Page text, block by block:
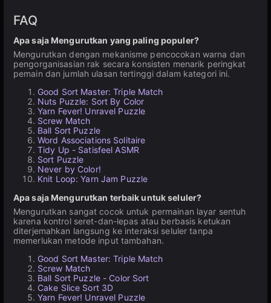
FAQ
Apa saja Mengurutkan yang paling populer?
Mengurutkan dengan mekanisme pencocokan warna dan
pengorganisasian rak secara konsisten menarik peringkat
pemain dan jumlah ulasan tertinggi dalam kategori ini.
Good Sort Master: Triple Match
Nuts Puzzle: Sort By Color
Yarn Fever! Unravel Puzzle
Screw Match
Ball Sort Puzzle
Word Associations Solitaire
Tidy Up - Satisfeel ASMR
Sort Puzzle
Never by Color!
Knit Loop: Yarn Jam Puzzle
Apa saja Mengurutkan terbaik untuk seluler?
Mengurutkan sangat cocok untuk permainan layar sentuh
karena kontrol seret-dan-lepas atau berbasis ketukan
diterjemahkan langsung ke interaksi seluler tanpa
memerlukan metode input tambahan.
Good Sort Master: Triple Match
Screw Match
Ball Sort Puzzle - Color Sort
Cake Slice Sort 3D
Yarn Fever! Unravel Puzzle